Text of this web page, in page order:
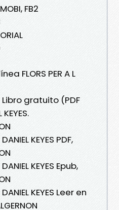
FB2
FLORS PER A L
gratuito (PDF
KEYES PDF,
KEYES Epub,
KEYES Leer en